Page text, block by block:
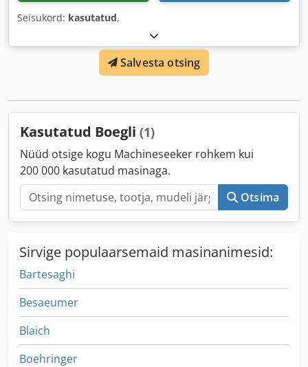
Seisukord: kasutatud,
Salvesta otsing
Kasutatud Boegli (1)
Nüüd otsige kogu Machineseeker rohkem kui
200 000 kasutatud masinaga.
Otsima
Sirvige populaarsemaid masinanimesid:
Bartesaghi
Besaeumer
Blaich
Boehringer